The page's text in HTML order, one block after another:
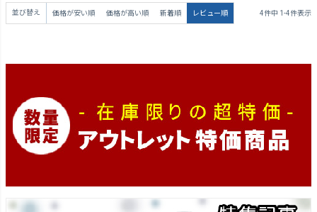
並び替え 価格が安い順 価格が高い順 新着順 レビュー順 4件中 1 -4件表示